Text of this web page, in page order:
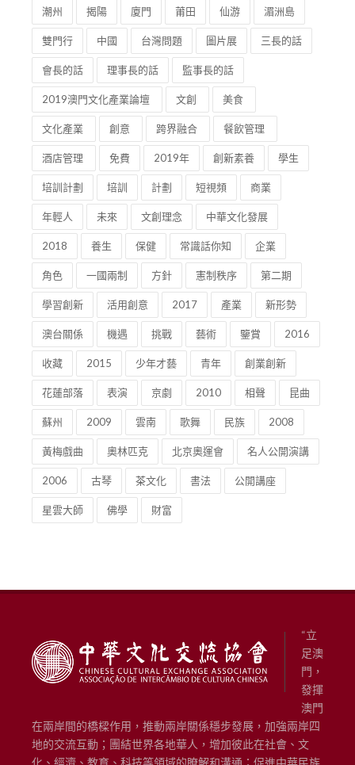
潮州 揭陽 廈門 莆田 仙游 湄洲島
雙門行 中國 台灣問題 圖片展 三長的話
會長的話 理事長的話 監事長的話
2019澳門文化產業論壇 文創 美食
文化產業 創意 跨界融合 餐飲管理
酒店管理 免費 2019年 創新素養 學生
培訓計劃 培訓 計劃 短視頻 商業
年輕人 未來 文創理念 中華文化發展
2018 養生 保健 常識話你知 企業
角色 一國兩制 方針 憲制秩序 第二期
學習創新 活用創意 2017 產業 新形勢
澳台關係 機遇 挑戰 藝術 鑒賞 2016
收藏 2015 少年才藝 青年 創業創新
花蓮部落 表演 京劇 2010 相聲 昆曲
蘇州 2009 雲南 歌舞 民族 2008
黃梅戲曲 奧林匹克 北京奧運會 名人公開演講
2006 古琴 茶文化 書法 公開講座
星雲大師 佛學 財富
“立
足澳
門，
發揮
澳門
在兩岸間的橋樑作用，推動兩岸關係穩步發展，加強兩岸四
地的交流互動；團結世界各地華人，增加彼此在社會、文